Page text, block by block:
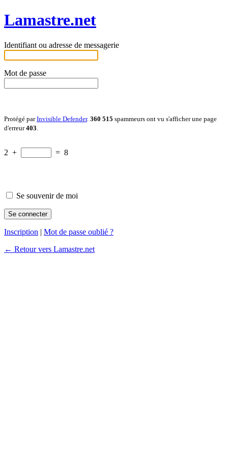
Lamastre.net
Identifiant ou adresse de messagerie
Mot de passe
Protégé parInvisible Defender. 360 515 spammeurs ont vu s'afficher une page
d'erreur403
2 + = 8
Se souvenir de moi
Inscription | Mot de passe oublié ?
← Retour vers Lamastre.net